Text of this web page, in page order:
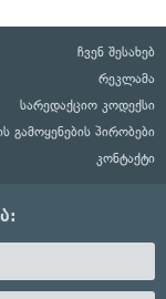
ჩვენ შესახებ
რეკლამა
სარედაქციო კოდექსი
გამოყენების პირობები
კონტაქტი